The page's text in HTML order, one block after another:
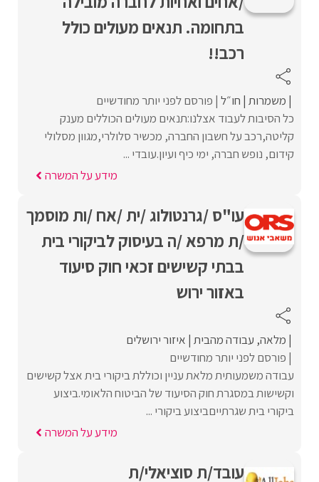
בתחומה. תנאים מעולים כולל
רכב!!
משמרות חו״ל פורסם לפני יותר מחודשיים
כל הסיבות לעבוד אצלנו:תנאים מעולים הכוללים מענק
קליטה,רכב על חשבון החברה, מכשיר סלולרי,מגוון מסלולי
קידום, נופש חברה, ימי כיף ועיון.עובדי ...
מידע על המשרה
עו"ס /גרנטולוג /ית /אח /ות מוסמך
/ת מרפא /ה בעיסוק לביקורי בית
בבתי קשישים זכאי חוק סיעוד
באזור ירוש
מלאה עבודה מהבית איזור ירושלים
פורסם לפני יותר מחודשיים
עבודה משמעותית מלאת עניין וכוללת ביקורי בית אצל קשישים
וקשישות במסגרת חוק הסיעוד של הביטוח הלאומי.ביצוע
ביקורי בית שגרתייםביצוע ביקורי ...
מידע על המשרה
עובד/ת סוציאלי/ת